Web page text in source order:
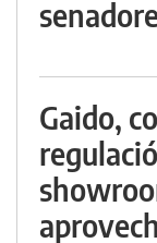
Gaido,